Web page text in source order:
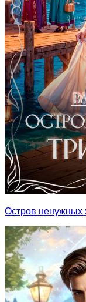
Остров ненужных